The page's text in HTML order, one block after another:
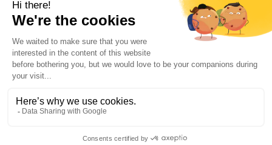
LANGUES
Français
English
2026Swiftask. Tous droits réservés.